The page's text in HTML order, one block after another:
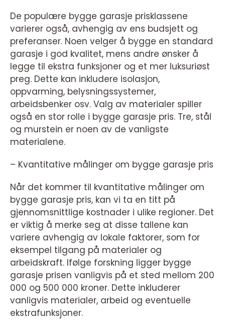
De populære bygge garasje prisklassene
varierer også, avhengig av ens budsjett og
preferanser. Noen velger å bygge en standard
garasje i god kvalitet, mens andre ønsker å
legge til ekstra funksjoner og et mer luksuriøst
preg. Dette kan inkludere isolasjon,
oppvarming, belysningssystemer,
arbeidsbenker osv. Valg av materialer spiller
også en stor rolle i bygge garasje pris. Tre, stål
og murstein er noen av de vanligste
materialene.
– Kvantitative målinger om bygge garasje pris
Når det kommer til kvantitative målinger om
bygge garasje pris, kan vi ta en titt på
gjennomsnittlige kostnader i ulike regioner. Det
er viktig å merke seg at disse tallene kan
variere avhengig av lokale faktorer, som for
eksempel tilgang på materialer og
arbeidskraft. Ifølge forskning ligger bygge
garasje prisen vanligvis på et sted mellom 200
000 og 500 000 kroner. Dette inkluderer
vanligvis materialer, arbeid og eventuelle
ekstrafunksjoner.